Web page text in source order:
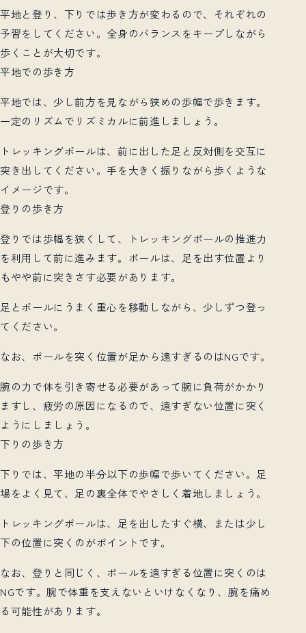
平地と登り、下りでは歩き方が変わるので、それぞれの
予習をしてください。全身のバランスをキープしながら
歩くことが大切です。
平地での歩き方
平地では、少し前方を見ながら狭めの歩幅で歩きます。
一定のリズムでリズミカルに前進しましょう。
トレッキングポールは、前に出した足と反対側を交互に
突き出してください。手を大きく振りながら歩くような
イメージです。
登りの歩き方
登りでは歩幅を狭くして、トレッキングポールの推進力
を利用して前に進みます。ポールは、足を出す位置より
もやや前に突きさす必要があります。
足とポールにうまく重心を移動しながら、少しずつ登っ
てください。
なお、ポールを突く位置が足から遠すぎるのはNGです。
腕の力で体を引き寄せる必要があって腕に負荷がかかり
ますし、疲労の原因になるので、遠すぎない位置に突く
ようにしましょう。
下りの歩き方
下りでは、平地の半分以下の歩幅で歩いてください。足
場をよく見て、足の裏全体でやさしく着地しましょう。
トレッキングポールは、足を出したすぐ横、または少し
下の位置に突くのがポイントです。
なお、登りと同じく、ポールを遠すぎる位置に突くのは
NGです。腕で体重を支えないといけなくなり、腕を痛め
る可能性があります。